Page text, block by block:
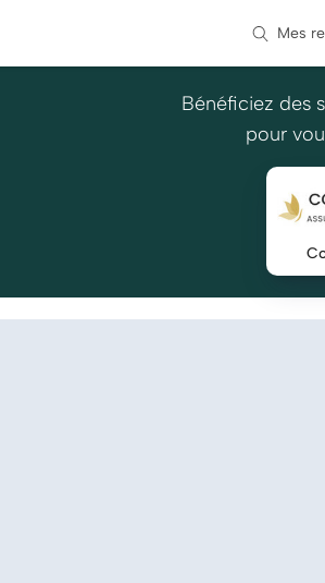
Mes
Bénéficiez des
pour